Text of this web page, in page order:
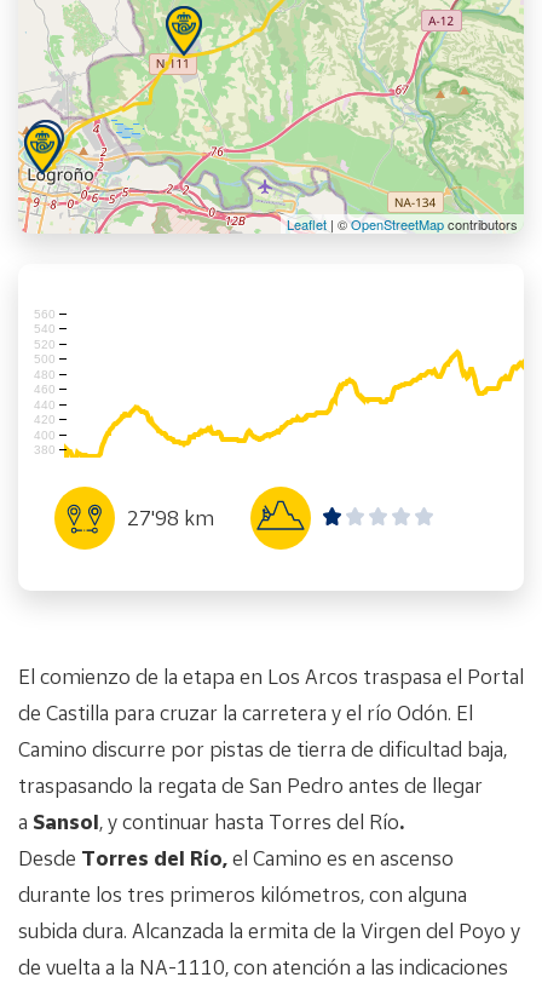
Leaflet | ©OpenStreetMapcontributors
380
400
420
440
460
480
500
520
540
560
27'98 km
El comienzo de la etapa en Los Arcos traspasa el Portal
de Castilla para cruzar la carretera y el río Odón. El
Camino discurre por pistas de tierra de dificultad baja,
traspasando la regata de San Pedro antes de llegar
a Sansol, y continuar hasta Torres del Río.
Desde Torres del Río,el Camino es en ascenso
durante los tres primeros kilómetros, con alguna
subida dura. Alcanzada la ermita de la Virgen del Poyo y
de vuelta a la NA-1110, con atención a las indicaciones